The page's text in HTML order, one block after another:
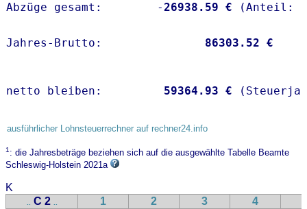
Abzüge gesamt:        -26938.59 €
Jahres-Brutto: 86303.52 €
netto bleiben: 59364.93 €
ausführlicher Lohnsteuerrechner auf rechner24.info
1: die Jahresbeträge beziehen sich auf die ausgewählte Tabelle Beamte
Schleswig-Holstein 2021a
K
.. C 2 .. 1 2 3 4